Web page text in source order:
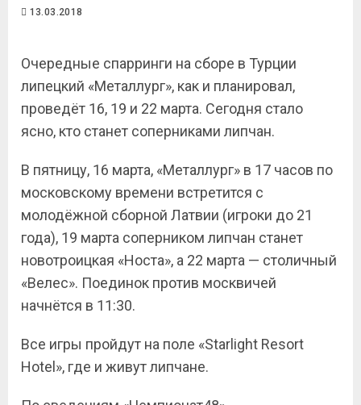
13.03.2018
Очередные спарринги на сборе в Турции
липецкий «Металлург», как и планировал,
проведёт 16, 19 и 22 марта. Сегодня стало
ясно, кто станет соперниками липчан.
В пятницу, 16 марта, «Металлург» в 17 часов по
московскому времени встретится с
молодёжной сборной Латвии (игроки до 21
года), 19 марта соперником липчан станет
новотроицкая «Носта», а 22 марта — столичный
«Велес». Поединок против москвичей
начнётся в 11:30.
Все игры пройдут на поле «Starlight Resort
Hotel», где и живут липчане.